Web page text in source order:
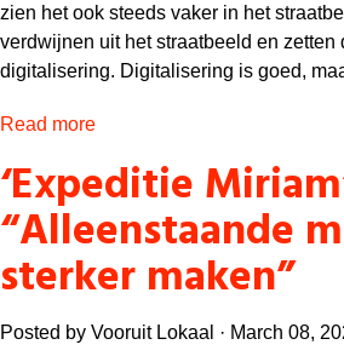
zien het ook steeds vaker in het
verdwijnen uit het straatbeeld en zetten
digitalisering. Digitalisering is goed,
Read more
‘Expeditie
“Alleenstaande
sterker maken”
Posted by Vooruit Lokaal · March 08,